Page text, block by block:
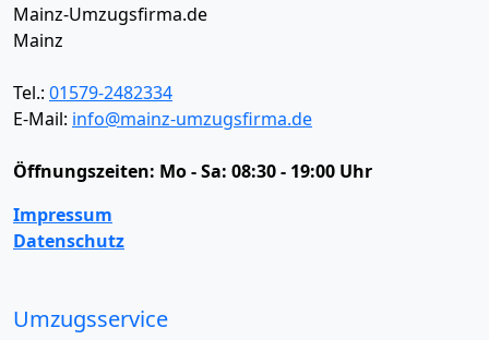
Mainz-Umzugsfirma.de
Mainz
Tel.: 01579-2482334
E-Mail: info@mainz-umzugsfirma.de
Öffnungszeiten: Mo - Sa: 08:30 - 19:00 Uhr
Impressum
Datenschutz
Umzugsservice